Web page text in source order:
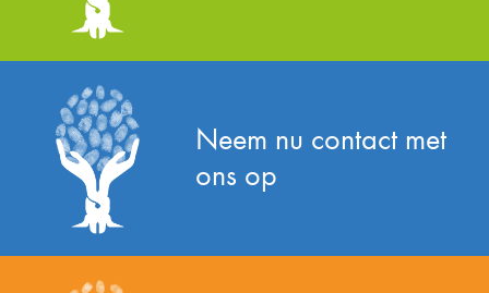
Neem nu contact met
ons op